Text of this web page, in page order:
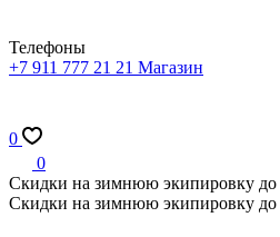
Телефоны
+7 911 777 21 21 Магазин
0
0
Скидки на зимнюю экипировку до
Скидки на зимнюю экипировку до